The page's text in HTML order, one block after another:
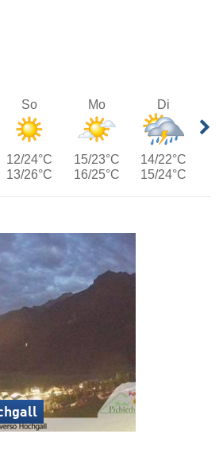
So
12/24°C
13/26°C
Mo
15/23°C
16/25°C
Di
14/22°C
15/24°C